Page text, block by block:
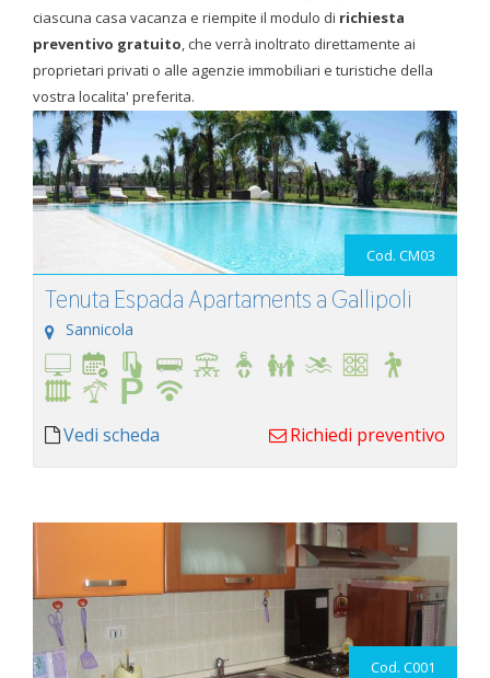
ciascuna casa vacanza e riempite il modulo di richiesta
preventivo gratuito, che verrà inoltrato direttamente ai
proprietari privati o alle agenzie immobiliari e turistiche della
vostra localita' preferita.
Cod. CM03
Tenuta Espada Apartaments a Gallipoli
Sannicola
Vedi scheda Richiedi preventivo
Cod. C001